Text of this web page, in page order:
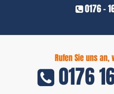
0176 -
Rufen Sie uns
0176